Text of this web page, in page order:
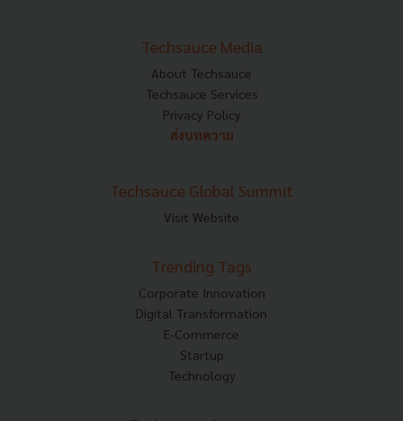
Techsauce Media
About Techsauce
Techsauce Services
Privacy Policy
ส่งบทความ
Techsauce Global Summit
Visit Website
Trending Tags
Corporate Innovation
Digital Transformation
E-Commerce
Startup
Technology